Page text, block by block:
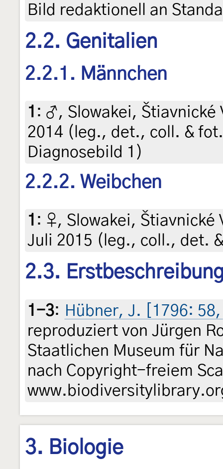
Bild redaktionell an
2.2. Genitalien
2.2.1. Männchen
1 : ♂, Slowakei, Štiavnické
2014 (leg., det., coll. &
Diagnosebild 1)
2.2.2. Weibchen
1 : ♀, Slowakei, Štiavnické
Juli 2015 (leg., coll., det.
2.3.
1-3: Hübner, J. [1796:
reproduziert von Jürgen
Staatlichen Museum für
nach Copyright-freiem
3. Biologie